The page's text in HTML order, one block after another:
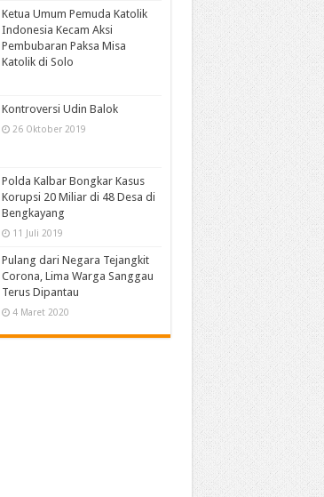
Ketua Umum Pemuda Katolik
Indonesia Kecam Aksi
Pembubaran Paksa Misa
Katolik di Solo
Kontroversi Udin Balok
26 Oktober 2019
Polda Kalbar Bongkar Kasus
Korupsi 20 Miliar di 48 Desa di
Bengkayang
11 Juli 2019
Pulang dari Negara Tejangkit
Corona, Lima Warga Sanggau
Terus Dipantau
4 Maret 2020